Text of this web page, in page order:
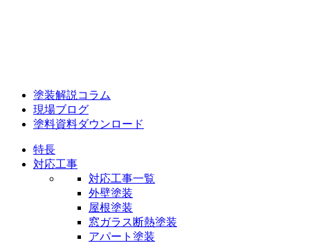
塗装解説コラム
現場ブログ
塗料資料ダウンロード
特長
対応工事
対応工事一覧
外壁塗装
屋根塗装
窓ガラス断熱塗装
アパート塗装